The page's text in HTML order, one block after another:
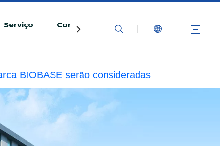
Serviço Contate-nos
legal. 20240510